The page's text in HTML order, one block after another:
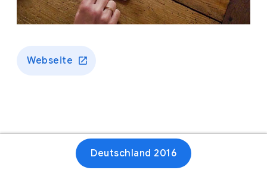
Webseite
Deutschland 2016